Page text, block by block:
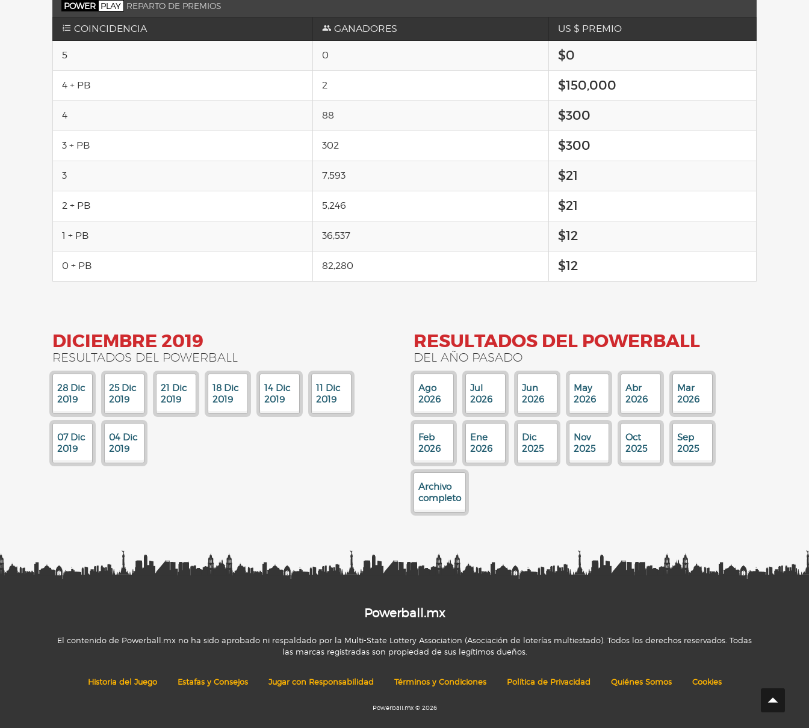
POWER PLAY REPARTO DE PREMIOS
COINCIDENCIA GANADORES US $ PREMIO
5 0 $0
4 + PB 2 $150,000
4 88 $300
3 + PB 302 $300
3 7,593 $21
2 + PB 5,246 $21
1 + PB 36,537 $12
0 + PB 82,280 $12
DICIEMBRE 2019
RESULTADOS DEL POWERBALL
28 Dic
2019
25 Dic
2019
21 Dic
2019
18 Dic
2019
14 Dic
2019
11 Dic
2019
07 Dic
2019
04 Dic
2019
RESULTADOS DEL POWERBALL
DEL AÑO PASADO
Ago
2026
Jul
2026
Jun
2026
May
2026
Abr
2026
Mar
2026
Feb
2026
Ene
2026
Dic
2025
Nov
2025
Oct
2025
Sep
2025
Archivo
completo
Powerball.mx
El contenido de Powerball.mx no ha sido aprobado ni respaldado por la Multi-State Lottery Association (Asociación de loterías multiestado). Todos los derechos reservados. Todas
las marcas registradas son propiedad de sus legítimos dueños.
Historia del Juego Estafas y Consejos Jugar con Responsabilidad Términos y Condiciones Política de Privacidad Quiénes Somos Cookies
Powerball.mx © 2026